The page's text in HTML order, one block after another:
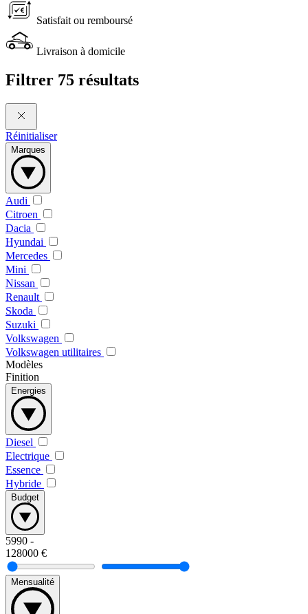
Satisfait ou remboursé
Livraison à domicile
Filtrer 75 résultats
Réinitialiser
Marques
Audi
Citroen
Dacia
Hyundai
Mercedes
Mini
Nissan
Renault
Skoda
Suzuki
Volkswagen
Volkswagen utilitaires
Modèles
Finition
Energies
Diesel
Electrique
Essence
Hybride
Budget
5990 -
128000 €
Mensualité